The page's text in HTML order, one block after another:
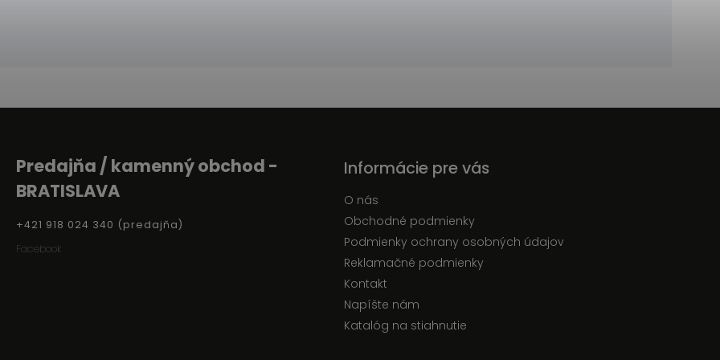
Predajňa / kamenný obchod -
BRATISLAVA
+421 918 024 340 (predajňa)
Facebook
Informácie pre vás
O nás
Obchodné podmienky
Podmienky ochrany osobných údajov
Reklamačné podmienky
Kontakt
Napíšte nám
Katalóg na stiahnutie